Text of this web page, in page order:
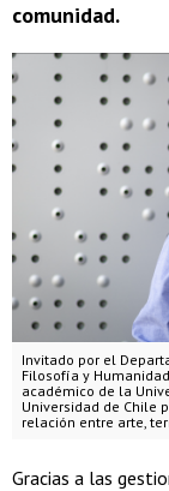
comunidad.
Invitado por el
Filosofía y
académico de la
Universidad de Chile
relación entre arte,
Gracias a las